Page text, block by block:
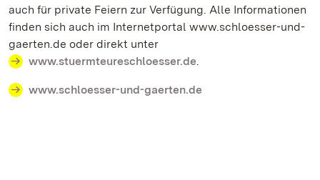
auch für private Feiern zur Verfügung. Alle Informationen
finden sich auch im Internetportal www.schloesser-und-
gaerten.de oder direkt unter
www.stuermteureschloesser.de.
www.schloesser-und-gaerten.de